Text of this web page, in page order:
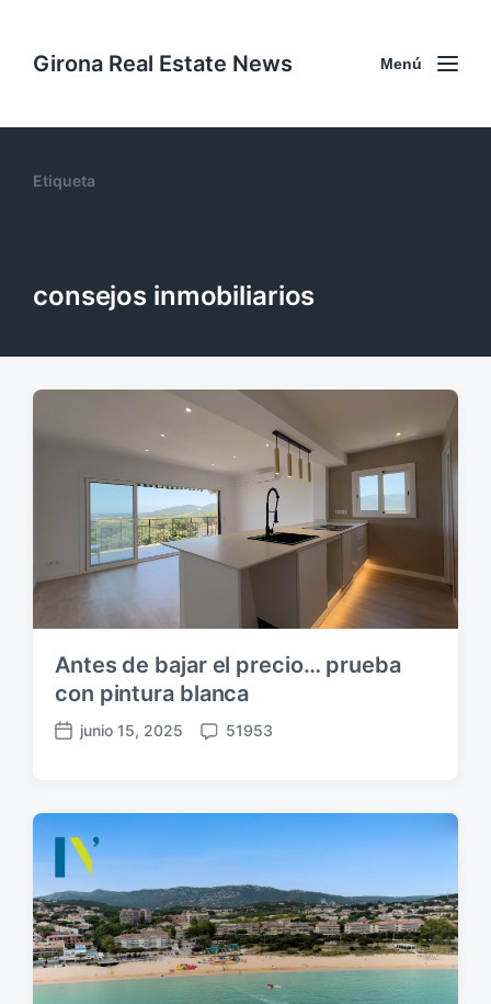
Girona Real Estate News Menú
Etiqueta
consejos inmobiliarios
Antes de bajar el precio… prueba
con pintura blanca
F
h
a
u
b
l
i
c
a
junio 15, 2025
C
e
t
r
i
o
s
51953